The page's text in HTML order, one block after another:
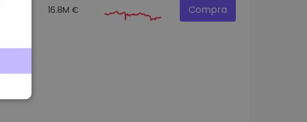
16.8M € Compra